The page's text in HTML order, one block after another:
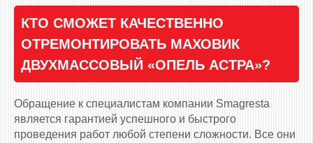
КТО СМОЖЕТ КАЧЕСТВЕННО
ОТРЕМОНТИРОВАТЬ МАХОВИК
ДВУХМАССОВЫЙ «ОПЕЛЬ АСТРА»?
Обращение к специалистам компании Smagresta
является гарантией успешного и быстрого
проведения работ любой степени сложности. Все они